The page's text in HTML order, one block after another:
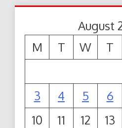
August
M
T W T
3
4 5 6
10
11 12 13